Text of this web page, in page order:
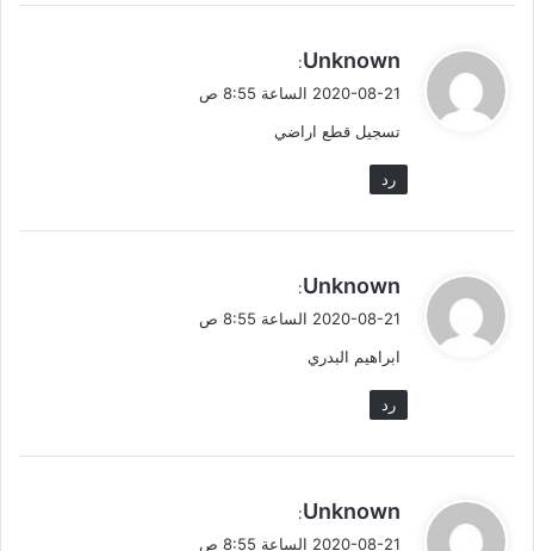
ي
ل
Unknown
:
2020-08-21 الساعة 8:55 ص
تسجيل قطع اراضي
رد
ي
ل
Unknown
:
2020-08-21 الساعة 8:55 ص
ابراهيم البدري
رد
يUnknown
:
2020-08-21 الساعة 8:55 ص